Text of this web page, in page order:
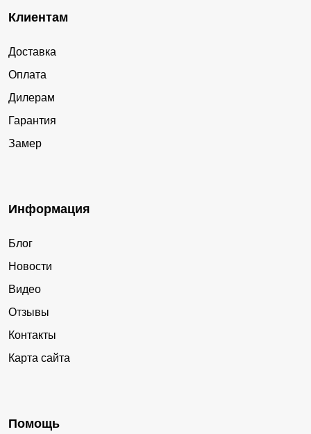
Клиентам
Доставка
Оплата
Дилерам
Гарантия
Замер
Информация
Блог
Новости
Видео
Отзывы
Контакты
Карта сайта
Помощь